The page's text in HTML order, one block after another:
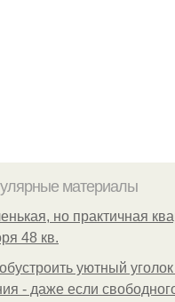
материалы
но практичная
48 кв.
уютный
- даже если